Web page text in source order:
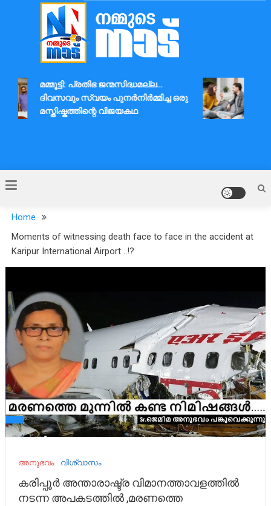
Nammude Naadu
മമ്മൂട്ടി: പ്രതിഭ ജന്മസിദ്ധമല്ല…
ദിവസവും സ്വയം പുനർനിർമ്മിച്ച ഒരു
മസ്തിഷ്കത്തിന്റെ വിജയകഥ
Home
Moments of witnessing death face to face in the accident at
Karipur International Airport ..!?
അനുഭവം വിശ്വാസം
കരിപ്പൂർ അന്താരാഷ്ട്ര വിമാനത്താവളത്തിൽ
നടന്ന അപകടത്തിൽ ,മരണത്തെ